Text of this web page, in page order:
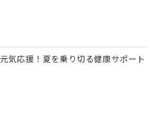
元気応援！夏を乗り切る健康サポート